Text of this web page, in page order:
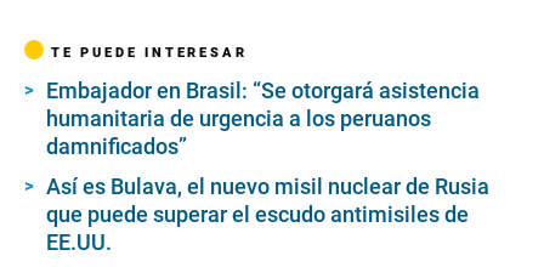
TE PUEDE INTERESAR
Embajador en Brasil: “Se otorgará asistencia
humanitaria de urgencia a los peruanos
damnificados”
Así es Bulava, el nuevo misil nuclear de Rusia
que puede superar el escudo antimisiles de
EE.UU.